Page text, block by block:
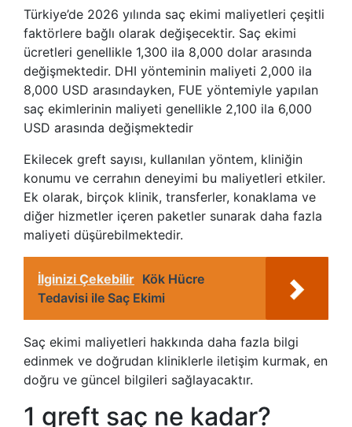
Türkiye’de 2026 yılında saç ekimi maliyetleri çeşitli
faktörlere bağlı olarak değişecektir. Saç ekimi
ücretleri genellikle 1,300 ila 8,000 dolar arasında
değişmektedir. DHI yönteminin maliyeti 2,000 ila
8,000 USD arasındayken, FUE yöntemiyle yapılan
saç ekimlerinin maliyeti genellikle 2,100 ila 6,000
USD arasında değişmektedir
Ekilecek greft sayısı, kullanılan yöntem, kliniğin
konumu ve cerrahın deneyimi bu maliyetleri etkiler.
Ek olarak, birçok klinik, transferler, konaklama ve
diğer hizmetler içeren paketler sunarak daha fazla
maliyeti düşürebilmektedir.
İlginizi Çekebilir Kök Hücre
Tedavisi ile Saç Ekimi
Saç ekimi maliyetleri hakkında daha fazla bilgi
edinmek ve doğrudan kliniklerle iletişim kurmak, en
doğru ve güncel bilgileri sağlayacaktır.
1 greft saç ne kadar?